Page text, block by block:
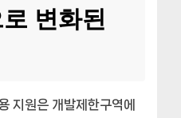
변화된
지원은 개발제한구역에